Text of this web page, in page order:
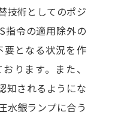
技術としてのポジ
指令の適用除外の
要となる状況を作
ります。また、
知されるようにな
水銀ランプに合う